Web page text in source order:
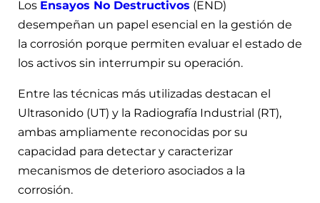
Los Ensayos No Destructivos (END)
desempeñan un papel esencial en la gestión de
la corrosión porque permiten evaluar el estado de
los activos sin interrumpir su operación.
Entre las técnicas más utilizadas destacan el
Ultrasonido (UT) y la Radiografía Industrial (RT),
ambas ampliamente reconocidas por su
capacidad para detectar y caracterizar
mecanismos de deterioro asociados a la
corrosión.